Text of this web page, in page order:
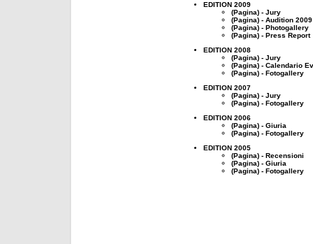
EDITION 2009
(Pagina) - Jury
(Pagina) - Audition 2009
(Pagina) - Photogallery
(Pagina) - Press Report
EDITION 2008
(Pagina) - Jury
(Pagina) - Calendario
(Pagina) - Fotogallery
EDITION 2007
(Pagina) - Jury
(Pagina) - Fotogallery
EDITION 2006
(Pagina) - Giuria
(Pagina) - Fotogallery
EDITION 2005
(Pagina) - Recensioni
(Pagina) - Giuria
(Pagina) - Fotogallery